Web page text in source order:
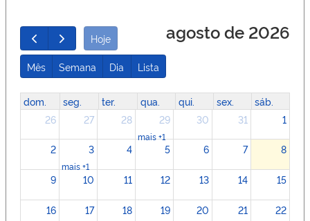
Hoje agosto de 2026
Mês Semana Dia Lista
dom. seg. ter. qua. qui. sex.
sáb.
26
27 28 29
mais +1
30 31 1
2 3
mais +1
4 5 6 7 8
9 10 11 12 13 14 15
16 17 18 19 20 21 22